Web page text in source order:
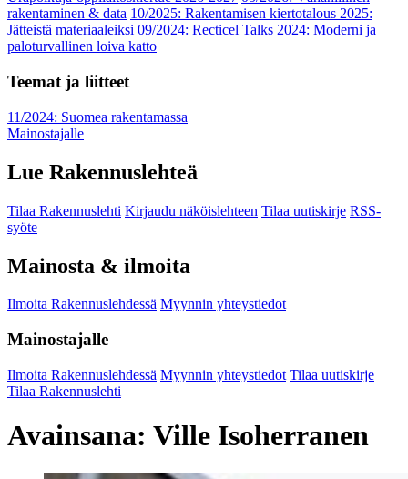
rakentaminen & data 10/2025: Rakentamisen kiertotalous 2025:
Jätteistä materiaaleiksi 09/2024: Recticel Talks 2024: Moderni ja
paloturvallinen loiva katto
Teemat ja liitteet
11/2024: Suomea rakentamassa
Mainostajalle
Lue Rakennuslehteä
Tilaa Rakennuslehti Kirjaudu näköislehteen Tilaa uutiskirje RSS-
syöte
Mainosta & ilmoita
Ilmoita Rakennuslehdessä Myynnin yhteystiedot
Mainostajalle
Ilmoita Rakennuslehdessä Myynnin yhteystiedot Tilaa uutiskirje
Tilaa Rakennuslehti
Avainsana: Ville Isoherranen